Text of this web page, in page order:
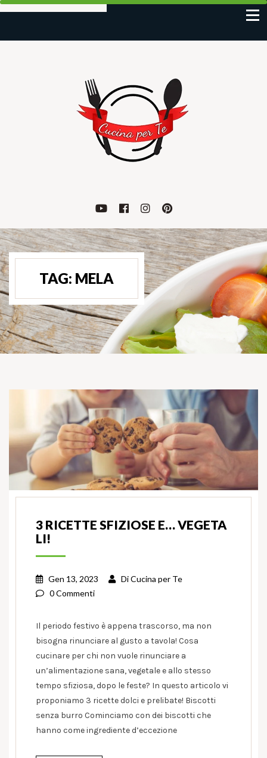
TAG: MELA
3 RICETTE SFIZIOSE E… VEGETA
LI!
Gen 13, 2023 DiCucina per Te
0 Commenti
Il periodo festivo è appena trascorso, ma non
bisogna rinunciare al gusto a tavola! Cosa
cucinare per chi non vuole rinunciare a
un’alimentazione sana, vegetale e allo stesso
tempo sfiziosa, dopo le feste? In questo articolo vi
proponiamo 3 ricette dolci e prelibate! Biscotti
senza burro Cominciamo con dei biscotti che
hanno come ingrediente d’eccezione